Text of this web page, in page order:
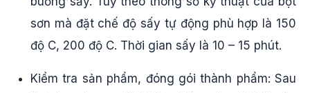
sơn mà đặt chế độ sấy tự động phù hợp là 150
độ C, 200 độ C. Thời gian sấy là 10 – 15 phút.
Kiểm tra sản phẩm, đóng gói thành phẩm: Sau